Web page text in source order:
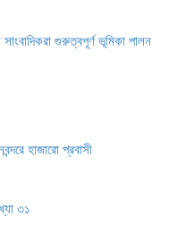
সাংবাদিকরা গুরুত্বপূর্ণ ভূমিকা পালন
হাজারো প্রবাসী
৩১